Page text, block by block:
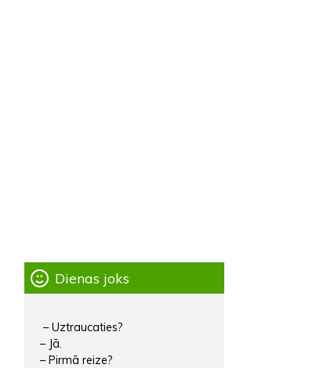
Dienas joks
– Uztraucaties?
– Jā.
– Pirmā reize?